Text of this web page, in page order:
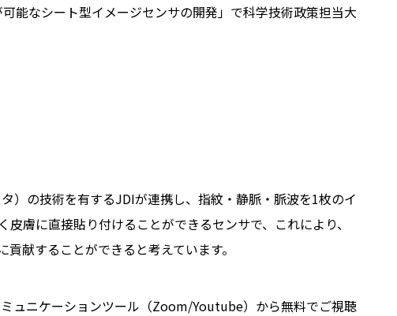
能なシート型イメージセンサの開発」で科学技術政策担当大
）の技術を有するJDIが連携し、指紋・静脈・脈波を1枚のイ
膚に直接貼り付けることができるセンサで、これにより、
献することができると考えています。
ュニケーションツール（Zoom/Youtube）から無料でご視聴